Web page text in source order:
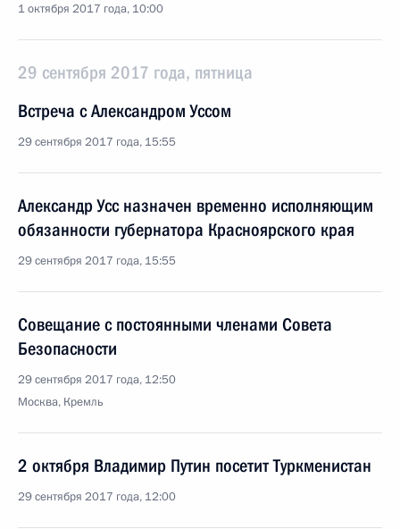
1 октября 2017 года, 10:00
29 сентября 2017 года, пятница
Встреча с Александром Уссом
29 сентября 2017 года, 15:55
Александр Усс назначен временно исполняющим
обязанности губернатора Красноярского края
29 сентября 2017 года, 15:55
Совещание с постоянными членами Совета
Безопасности
29 сентября 2017 года, 12:50
Москва, Кремль
2 октября Владимир Путин посетит Туркменистан
29 сентября 2017 года, 12:00